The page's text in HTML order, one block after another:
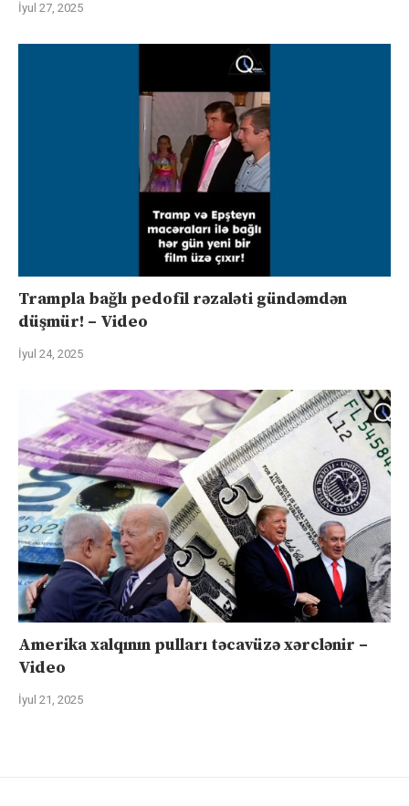
İyul 27, 2025
Trampla bağlı pedofil rəzaləti gündəmdən
düşmür! – Video
İyul 24, 2025
Amerika xalqının pulları təcavüzə xərclənir –
Video
İyul 21, 2025